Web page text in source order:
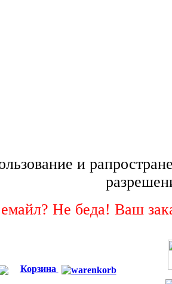
и
Не беда! Ваш
Корзина